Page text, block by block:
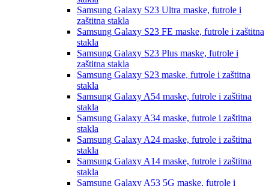
Samsung Galaxy S23 Ultra maske, futrole i
zaštitna stakla
Samsung Galaxy S23 FE maske, futrole i zaštitna
stakla
Samsung Galaxy S23 Plus maske, futrole i
zaštitna stakla
Samsung Galaxy S23 maske, futrole i zaštitna
stakla
Samsung Galaxy A54 maske, futrole i zaštitna
stakla
Samsung Galaxy A34 maske, futrole i zaštitna
stakla
Samsung Galaxy A24 maske, futrole i zaštitna
stakla
Samsung Galaxy A14 maske, futrole i zaštitna
stakla
Samsung Galaxy A53 5G maske, futrole i